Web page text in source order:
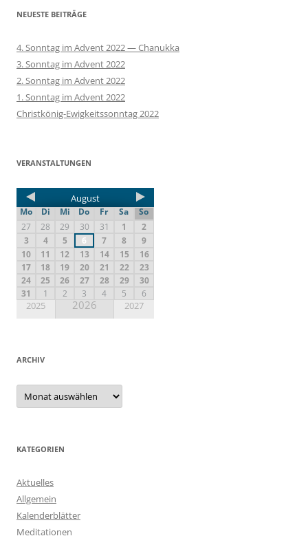
NEUESTE BEITRÄGE
4. Sonntag im Advent 2022 — Chanukka
3. Sonntag im Advent 2022
2. Sonntag im Advent 2022
1. Sonntag im Advent 2022
Christkönig-Ewigkeitssonntag 2022
VERANSTALTUNGEN
August
Mo Di Mi Do Fr Sa
So
27
28 29 30 31 1
2
3
4 5 6 7 8
9
10
11 12 13 14 15
16
17
18 19 20 21 22
23
24
25 26 27 28 29
30
31
1 2 3 4 5 6
2025 2026 2027
ARCHIV
KATEGORIEN
Aktuelles
Allgemein
Kalenderblätter
Meditationen